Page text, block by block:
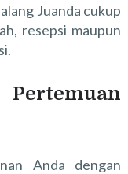
Juanda cukup
resepsi maupun
Anda dengan